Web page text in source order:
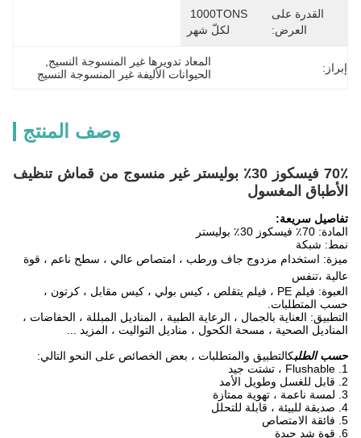
القدرة على
العرض:
لكلّ شهر
إبراز: المعاد تدويرها غير المنسوجة النسيج
الحيوانات الأليفة غير المنسوجة النسيج
وصف المنتج
70٪ فيسكوز 30٪ بوليستر غير منسوج من قماش تنظيف
الأطباق المغسول
تفاصيل سريعة:
المادة: 70٪ فيسكوز 30٪ بوليستر
نمط: شبكة
ميزة: استخدام مزدوج جاف ورطب ، امتصاص عالي ، سطح ناعم ، قوة
عالية ،تنفس
العبوة: فيلم PE ، فيلم يتقلص ، كيس بولي ، كيس مقابل ، كرتون ،
حسب المتطلبات.
التطبيق: العناية بالجمال ، الرعاية الطبية ، المناديل المبللة ، الحفاضات ،
المناديل الصحية ، مسحة الكحول ، مناديل التواليت ، المزيد ...
حسب الطلبكالتطبيق والمتطلبات ، بعض الخصائص على النحو التالي:
1. Flushable ، تشتت جيد
2. قابل للغسل وطويل الأمد
3. لمسة ناعمة ، تهوية ممتازة
4. صديقة للبيئة ، قابلة للتحلل
5. فائقة الامتصاص
6. قوة شد جيدة